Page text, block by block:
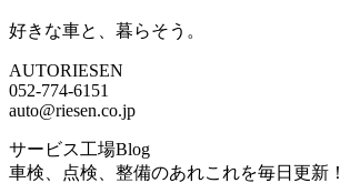
好きな車と、暮らそう。
AUTORIESEN
052-774-6151
auto@riesen.co.jp
サービス工場Blog
車検、点検、整備のあれこれを毎日更新！